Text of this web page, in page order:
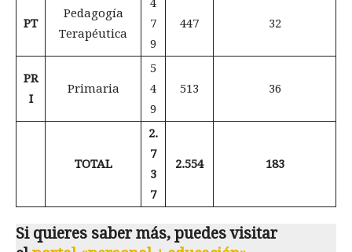
PT
Pedagogía
Terapéutica
4
7
9
447 32
PR
I
Primaria
5
4
9
513 36
TOTAL
2.
7
3
7
2.554 183
Si quieres saber más, puedes visitar